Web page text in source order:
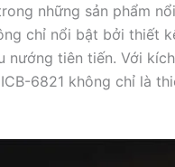
những sản phẩm
chỉ nổi bật bởi thiết
nướng tiên tiến. Với
6821 không chỉ là